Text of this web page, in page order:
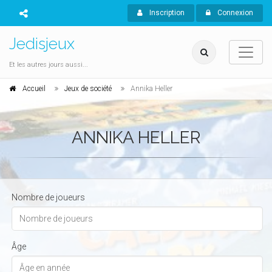
Inscription Connexion
Jedisjeux
Et les autres jours aussi...
Accueil Jeux de société Annika Heller
ANNIKA HELLER
Nombre de joueurs
Âge